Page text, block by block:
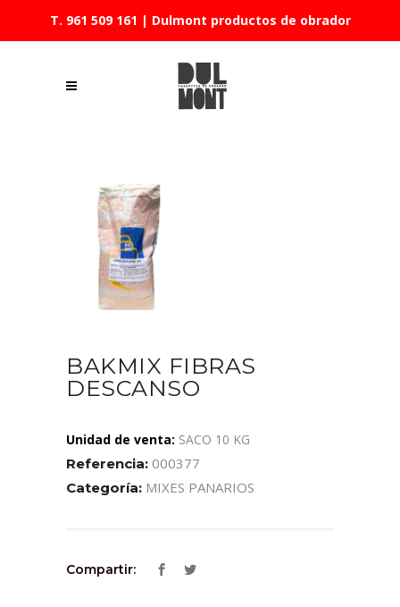
T. 961 509 161 | Dulmont productos de obrador
BAKMIX FIBRAS
DESCANSO
Unidad de venta: SACO 10 KG
Referencia: 000377
Categoría: MIXES PANARIOS
Compartir: